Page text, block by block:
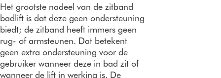
Het grootste nadeel van de zitband
badlift is dat deze geen ondersteuning
biedt; de zitband heeft immers geen
rug- of armsteunen. Dat betekent
geen extra ondersteuning voor de
gebruiker wanneer deze in bad zit of
wanneer de lift in werking is. De